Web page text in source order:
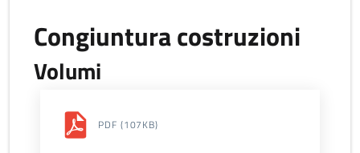
Congiuntura costruzioni
Volumi
PDF (107KB)